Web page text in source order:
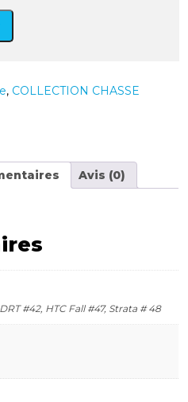
, COLLECTION CHASSE
Avis (0)
#42, HTC Fall #47, Strata # 48